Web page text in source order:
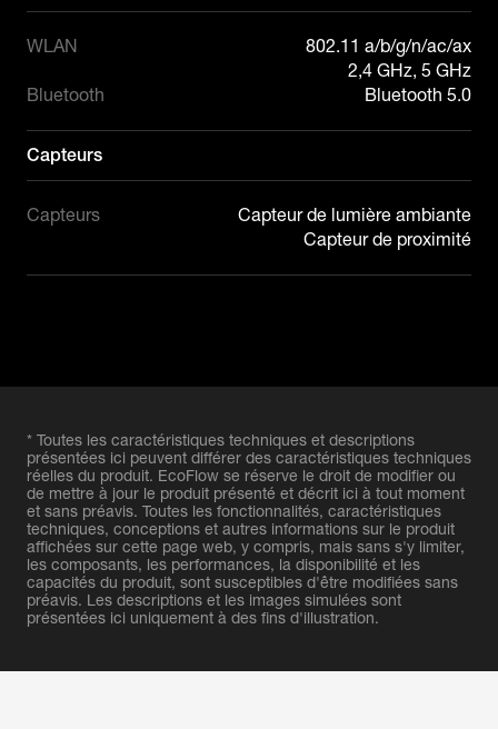
WLAN
802.11 a/b/g/n/ac/ax
2,4 GHz, 5 GHz
Bluetooth
Bluetooth 5.0
Capteurs
Capteurs
Capteur de lumière ambiante
Capteur de proximité
* Toutes les caractéristiques techniques et descriptions
présentées ici peuvent différer des caractéristiques techniques
réelles du produit. EcoFlow se réserve le droit de modifier ou
de mettre à jour le produit présenté et décrit ici à tout moment
et sans préavis. Toutes les fonctionnalités, caractéristiques
techniques, conceptions et autres informations sur le produit
affichées sur cette page web, y compris, mais sans s'y limiter,
les composants, les performances, la disponibilité et les
capacités du produit, sont susceptibles d'être modifiées sans
préavis. Les descriptions et les images simulées sont
présentées ici uniquement à des fins d'illustration.